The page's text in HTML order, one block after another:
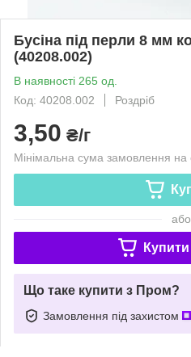
Бусіна під перли 8 мм
(40208.002)
В наявності 265 од.
Код: 40208.002
Роздріб
3,50 ₴/г
Мінімальна сума замовлення
або
Купити
Що таке купити з Пром?
Замовлення під захистом